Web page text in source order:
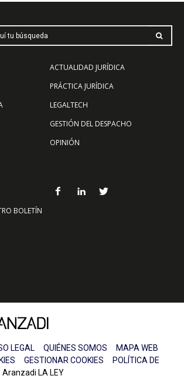
tu búsqueda
ACTUALIDAD JURÍDICA
PRÁCTICA JURÍDICA
LEGALTECH
GESTIÓN DEL DESPACHO
OPINIÓN
BOLETÍN
LEGAL QUIÉNES SOMOS
MAPA WEB
GESTIONAR COOKIES
POLÍTICA DE
LA LEY